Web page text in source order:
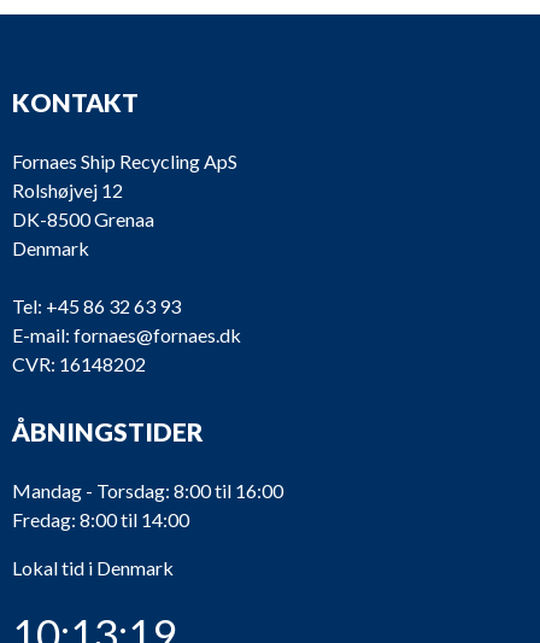
KONTAKT
Fornaes Ship Recycling ApS
Rolshøjvej 12
DK-8500 Grenaa
Denmark
Tel: +45 86 32 63 93
E-mail: fornaes@fornaes.dk
CVR: 16148202
ÅBNINGSTIDER
Mandag - Torsdag: 8:00 til 16:00
Fredag: 8:00 til 14:00
Lokal tid i Denmark